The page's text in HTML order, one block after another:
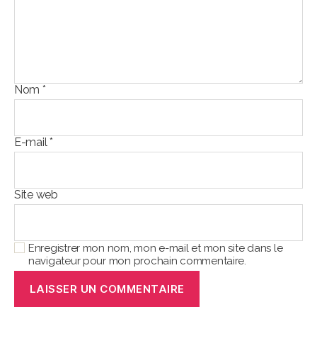
Nom *
E-mail*
Site web
Enregistrer mon nom, mon e-mail et mon site dans le
navigateur pour mon prochain commentaire.